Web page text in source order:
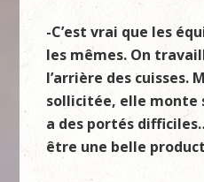
-C’est vrai que les
les mêmes. On
l’arrière des cuisses.
sollicitée, elle monte
a des portés
être une belle